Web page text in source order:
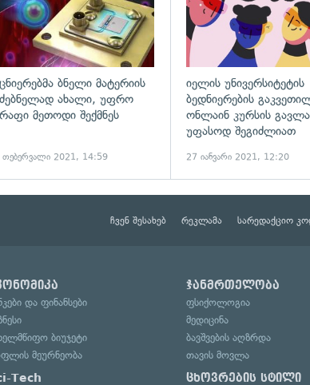
ბნელი მატერიის
ახალი, უფრო
მეთოდი შექმნეს
თებერვალი 2021, 14:59
იელის უნივერსიტეტის
ბედნიერების
ონლაინ კურსის გავლა
უფასოდ შეგიძლიათ
27 იანვარი 2021, 12:20
ჩვენ შესახებ რეკლამა სარედაქციო
და ფინანსები
ბიუჯეტი
მეურნეობა
Tech
ჯანმრთელობა
ფსიქოლოგია
მედიცინა
ბავშვების აღზრდა
თავის მოვლა
ცხოვრების სტილი